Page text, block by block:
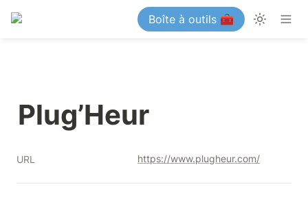
Boîte à outils 🧰
Plug’Heur
URL https://www.plugheur.com/